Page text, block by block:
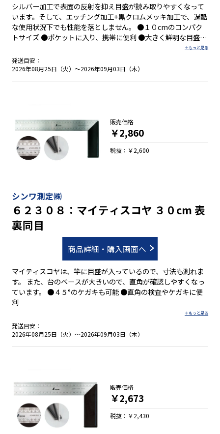
シルバー加工で表面の反射を抑え目盛が読み取りやすくなって
います。そして、エッチング加工+黒クロムメッキ加工で、過酷
な使用状況下でも性能を落としません。 ●１０cmのコンパク
トサイズ ●ポケットに入り、携帯に便利 ●大きく鮮明な目盛数
発送目安：
2026年08月25日（火）～2026年09月03日（木）
シンワ測定㈱
６２３０８：マイティスコヤ ３０cm 表
裏同目
商品詳細・購入画面へ
マイティスコヤは、竿に目盛が入っているので、寸法も測れま
す。 また、台のベースが大きいので、直角が確認しやすくなっ
ています。 ●４５°のケガキも可能 ●直角の検査やケガキに便
利
発送目安：
2026年08月25日（火）～2026年09月03日（木）
販売価格
￥2,860
税抜：￥2,600
販売価格
￥2,673
税抜：￥2,430